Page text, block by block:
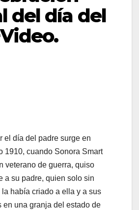
del día del
el día del padre surge en
1910, cuando Sonora Smart
veterano de guerra, quiso
a su padre, quien solo sin
había criado a ella y a sus
en una granja del estado de